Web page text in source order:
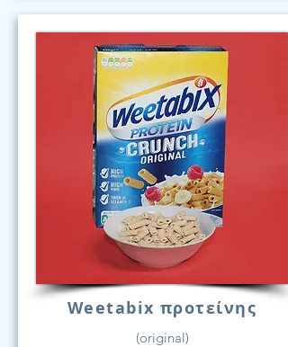
Weetabix προτείνης
(original)